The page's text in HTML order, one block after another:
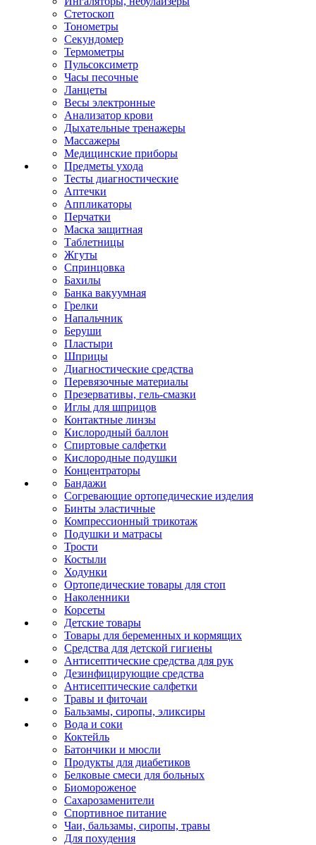
Стетоскоп
Тонометры
Секундомер
Термометры
Пульсоксиметр
Часы песочные
Ланцеты
Весы электронные
Анализатор крови
Дыхательные тренажеры
Массажеры
Медицинские приборы
Предметы ухода
Тесты диагностические
Аптечки
Аппликаторы
Перчатки
Маска защитная
Таблетницы
Жгуты
Спринцовка
Бахилы
Банка вакуумная
Грелки
Напальчник
Беруши
Пластыри
Шприцы
Диагностические средства
Перевязочные материалы
Презервативы, гель-смазки
Иглы для шприцов
Контактные линзы
Кислородный баллон
Спиртовые салфетки
Кислородные подушки
Концентраторы
Бандажи
Согревающие ортопедические изделия
Бинты эластичные
Компрессионный трикотаж
Подушки и матрасы
Трости
Костыли
Ходунки
Ортопедические товары для стоп
Наколенники
Корсеты
Детские товары
Товары для беременных и кормящих
Средства для детской гигиены
Антисептические средства для рук
Дезинфицирующие средства
Антисептические салфетки
Травы и фиточаи
Бальзамы, сиропы, эликсиры
Вода и соки
Коктейль
Батончики и мюсли
Продукты для диабетиков
Белковые смеси для больных
Биомороженое
Сахарозаменители
Спортивное питание
Чаи, бальзамы, сиропы, травы
Для похудения